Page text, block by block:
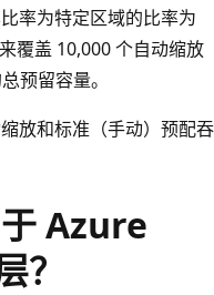
率为特定区域的比率为
覆盖 10,000 个自动缩放
预留容量。
放和标准（手动）预配吞
Azure
？